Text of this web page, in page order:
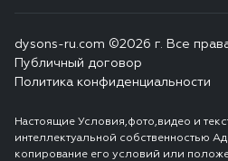
dysons-ru.com ©2026 г. Все
Публичный договор
Политика конфиденциальности
Настоящие Условия,фото,видео и
интеллектуальной собственностью
копирование его условий или